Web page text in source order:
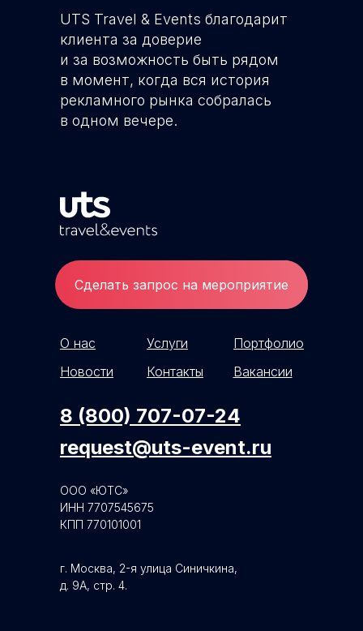
UTS Travel & Events благодарит
клиента за доверие
и за возможность быть рядом
в момент, когда вся история
рекламного рынка собралась
в одном вечере.
Сделать запрос на мероприятие
request@uts-event.ru
Контакты
Новости
8 (800) 707-07-24
ООО «ЮТС»
ИНН 7707545675
КПП 770101001
Портфолио
Услуги
О нас
Вакансии
г. Москва, 2-я улица Синичкина,
д. 9А, стр. 4.